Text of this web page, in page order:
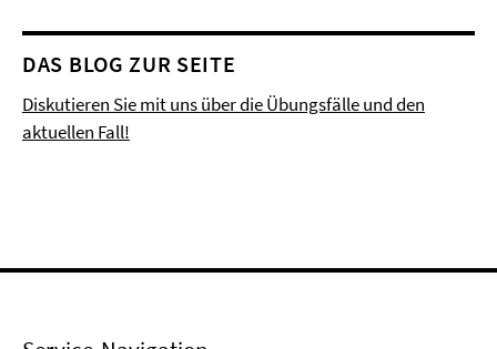
DAS BLOG ZUR SEITE
Diskutieren Sie mit uns über die Übungsfälle und den
aktuellen Fall!